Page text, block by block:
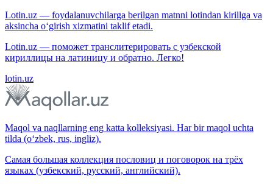
Lotin.uz — foydalanuvchilarga berilgan matnni lotindan kirillga va
aksincha o‘girish xizmatini taklif etadi.
Lotin.uz — поможет транслитерировать с узбекской
кириллицы на латиницу и обратно. Легко!
lotin.uz
Maqol va naqllarning eng katta kolleksiyasi. Har bir maqol uchta
tilda (o‘zbek, rus, ingliz).
Самая большая коллекция пословиц и поговорок на трёх
языках (узбекский, русский, английский).